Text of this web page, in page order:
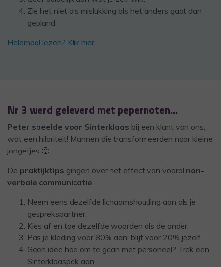
Zie het niet als mislukking als het anders gaat dan
gepland.
Helemaal lezen? Klik hier
Nr 3 werd geleverd met pepernoten…
Peter speelde voor Sinterklaas bij een klant van ons,
wat een hilariteit! Mannen die transformeerden naar kleine
jongetjes 🙂
De praktijktips gingen over het effect van vooral non-
verbale communicatie
Neem eens dezelfde lichaamshouding aan als je
gesprekspartner.
Kies af en toe dezelfde woorden als de ander.
Pas je kleding voor 80% aan; blijf voor 20% jezelf.
Geen idee hoe om te gaan met personeel? Trek een
Sinterklaaspak aan.